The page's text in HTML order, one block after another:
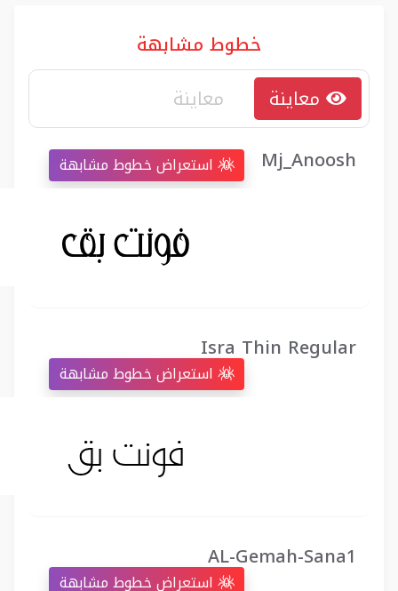
خطوط مشابهة
Mj_Anoosh
Isra Thin Regular
AL-Gemah-Sana1